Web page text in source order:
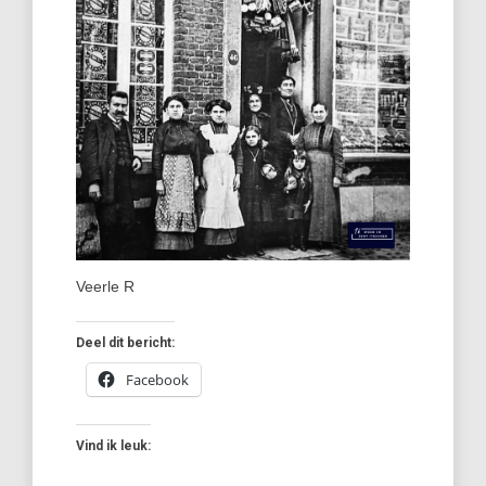
Veerle R
Deel dit bericht:
Facebook
Vind ik leuk: